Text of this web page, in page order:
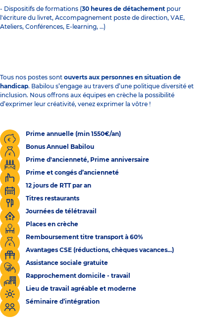
- Dispositifs de formations (30 heures de détachement pour
l'écriture du livret, Accompagnement poste de direction, VAE,
Ateliers, Conférences, E-learning, …)
Tous nos postes sont ouverts aux personnes en situation de
handicap. Babilou s’engage au travers d’une politique diversité et
inclusion. Nous offrons aux équipes en crèche la possibilité
d’exprimer leur créativité, venez exprimer la vôtre !
Prime annuelle (min 1550€/an)
Bonus Annuel Babilou
Prime d'ancienneté, Prime anniversaire
Prime et congés d’ancienneté
12 jours de RTT par an
Titres restaurants
Journées de télétravail
Places en crèche
Remboursement titre transport à 60%
Avantages CSE (réductions, chèques vacances...)
Assistance sociale gratuite
Rapprochement domicile - travail
Lieu de travail agréable et moderne
Séminaire d’intégration